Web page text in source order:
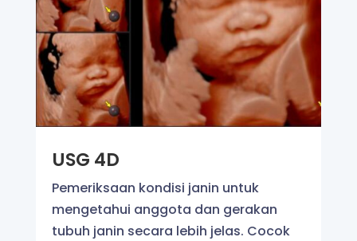
USG 4D
Pemeriksaan kondisi janin untuk
mengetahui anggota dan gerakan
tubuh janin secara lebih jelas. Cocok